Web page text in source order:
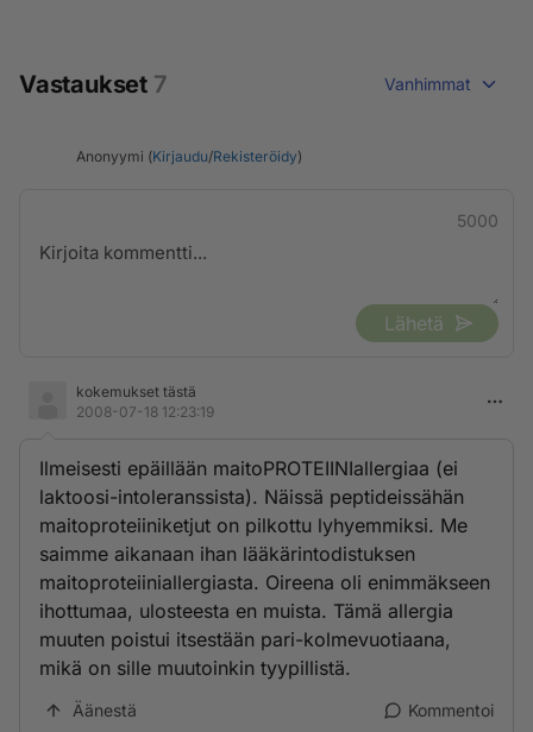
Vastaukset 7 Vanhimmat
Anonyymi (Kirjaudu/Rekisteröidy)
5000
Lähetä
kokemukset tästä
2008-07-18 12:23:19
Ilmeisesti epäillään maitoPROTEIINIallergiaa (ei
laktoosi-intoleranssista). Näissä peptideissähän
maitoproteiiniketjut on pilkottu lyhyemmiksi. Me
saimme aikanaan ihan lääkärintodistuksen
maitoproteiiniallergiasta. Oireena oli enimmäkseen
ihottumaa, ulosteesta en muista. Tämä allergia
muuten poistui itsestään pari-kolmevuotiaana,
mikä on sille muutoinkin tyypillistä.
Äänestä Kommentoi